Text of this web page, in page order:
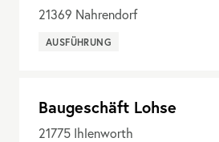
21369 Nahrendorf
AUSFÜHRUNG
Baugeschäft Lohse
21775 Ihlenworth